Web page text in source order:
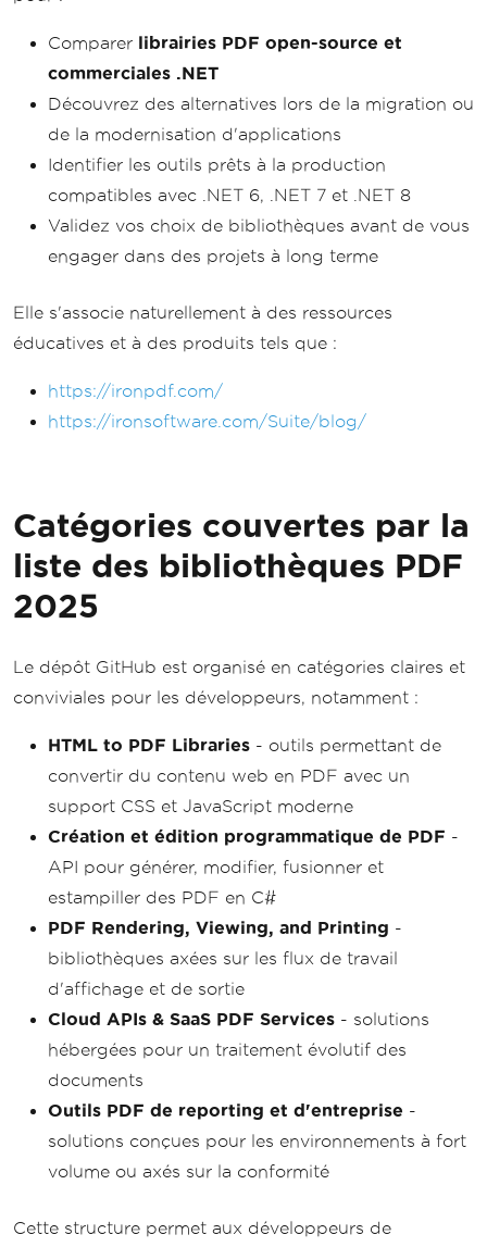
Comparer librairies PDF open-source et
commerciales .NET
Découvrez des alternatives lors de la migration ou
de la modernisation d'applications
Identifier les outils prêts à la production
compatibles avec .NET 6, .NET 7 et .NET 8
Validez vos choix de bibliothèques avant de vous
engager dans des projets à long terme
Elle s'associe naturellement à des ressources
éducatives et à des produits tels que :
https://ironpdf.com/
https://ironsoftware.com/Suite/blog/
Catégories couvertes par la
liste des bibliothèques PDF
2025
Le dépôt GitHub est organisé en catégories claires et
conviviales pour les développeurs, notamment :
HTML to PDF Libraries - outils permettant de
convertir du contenu web en PDF avec un
support CSS et JavaScript moderne
Création et édition programmatique de PDF -
API pour générer, modifier, fusionner et
estampiller des PDF en C#
PDF Rendering, Viewing, and Printing -
bibliothèques axées sur les flux de travail
d'affichage et de sortie
Cloud APIs & SaaS PDF Services - solutions
hébergées pour un traitement évolutif des
documents
Outils PDF de reporting et d'entreprise -
solutions conçues pour les environnements à fort
volume ou axés sur la conformité
Cette structure permet aux développeurs de